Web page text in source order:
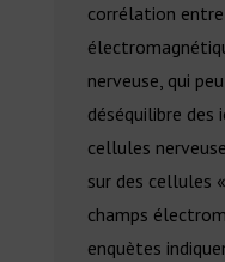
corrélation
nerveuse, qui
déséquilibre des
cellules
sur des cellules
champs
enquètes